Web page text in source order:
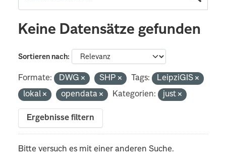
Keine Datensätze gefunden
Sortieren nach
Formate: DWG SHP Tags:
LeipziGIS
lokal
opendata Kategorien: just
Ergebnisse filtern
Bitte versuch es mit einer anderen Suche.